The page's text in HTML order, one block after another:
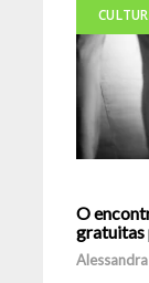
O
gratuitas